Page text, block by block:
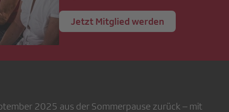
Jetzt Mitglied werden
2025 aus der Sommerpause zurück – mit